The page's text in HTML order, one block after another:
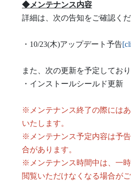
◆メンテナンス内容
詳細は、次の告知をご確認くだ
・10/23(木)アップデート予告
また、次の更新を予定しており
・インストールシールド更新
※メンテナンス終了の際には
いたします。
※メンテナンス予定内容は予
合があります。
※メンテナンス時間中は、一
閲覧いただけなくなる場合がご